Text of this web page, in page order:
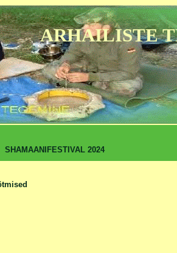
ARHAILISTE
SHAMAANIFESTIVAL 2024